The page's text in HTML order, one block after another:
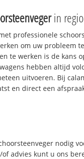
in
professionele
om uw probleem
te werken is de kans
hebben altijd
uitvoeren. Bij
en direct een
nodig
advies kunt u ons